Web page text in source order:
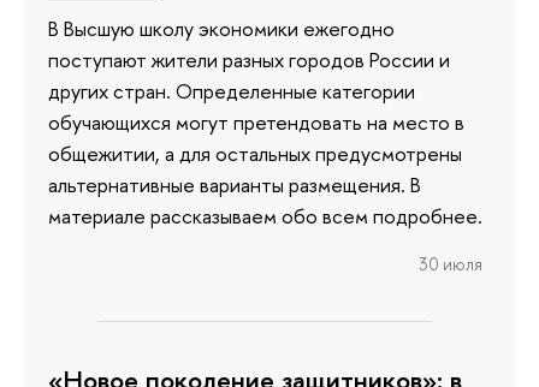
В Высшую школу экономики ежегодно
поступают жители разных городов России и
других стран. Определенные категории
обучающихся могут претендовать на место в
общежитии, а для остальных предусмотрены
альтернативные варианты размещения. В
материале рассказываем обо всем подробнее.
30 июля
«Новое поколение защитников»: в